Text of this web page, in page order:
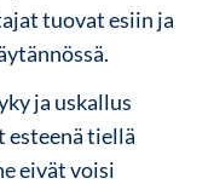
tuovat esiin ja
ja uskallus
esteenä tiellä
eivät voisi